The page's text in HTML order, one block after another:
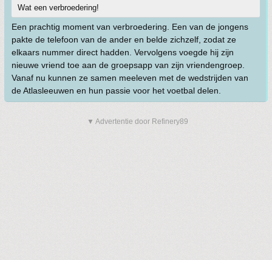
Wat een verbroedering!
Een prachtig moment van verbroedering. Een van de jongens
pakte de telefoon van de ander en belde zichzelf, zodat ze
elkaars nummer direct hadden. Vervolgens voegde hij zijn
nieuwe vriend toe aan de groepsapp van zijn vriendengroep.
Vanaf nu kunnen ze samen meeleven met de wedstrijden van
de Atlasleeuwen en hun passie voor het voetbal delen.
▼ Advertentie door Refinery89